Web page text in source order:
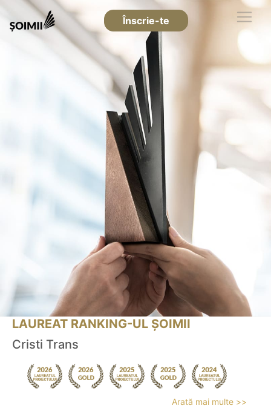
Înscrie-te
LAUREAT RANKING-UL ȘOIMII
Cristi Trans
Arată mai multe >>